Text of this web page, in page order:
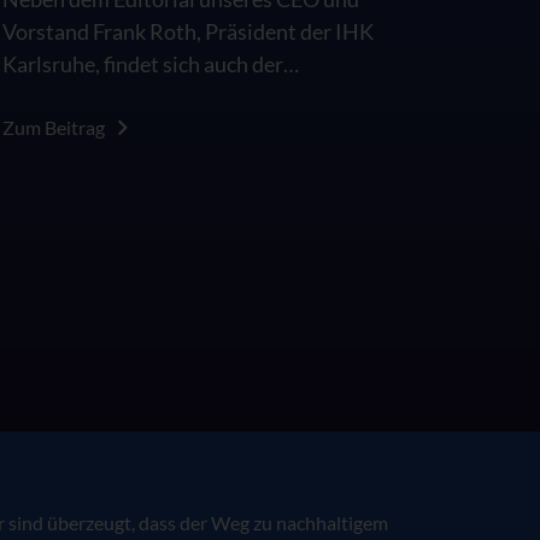
Vorstand Frank Roth, Präsident der IHK
Karlsruhe, findet sich auch der
Sonderausgabe des IHK
Zum Beitrag
sind überzeugt, dass der Weg zu nachhaltigem